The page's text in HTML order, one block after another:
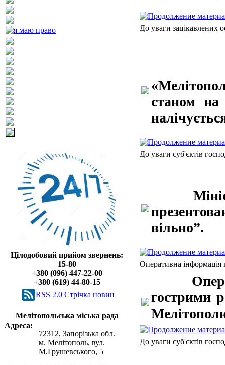
Цілодобовий прийом звернень:
15-80
+380 (096) 447-22-00
+380 (619) 44-80-15
RSS 2.0 Cтрічка новин
Мелітопольська міська рада
Адреса:
72312, Запорізька обл.
м. Мелітополь, вул.
М.Грушевського, 5
До уваги зацікавлених
станом на
До уваги суб'єктів
вільно”.
Оперативна інформація
гострими
До уваги суб'єктів